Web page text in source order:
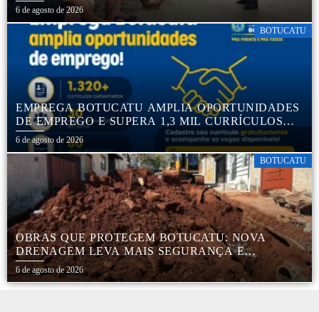
6 de agosto de 2026
BOTUCATU
EMPREGA BOTUCATU AMPLIA OPORTUNIDADES
DE EMPREGO E SUPERA 1,3 MIL CURRÍCULOS
CADASTRADOS
6 de agosto de 2026
BOTUCATU
OBRAS QUE PROTEGEM BOTUCATU: NOVA
DRENAGEM LEVA MAIS SEGURANÇA E
TRANQUILIDADE AOS MORADORES DA COHAB
5
6 de agosto de 2026